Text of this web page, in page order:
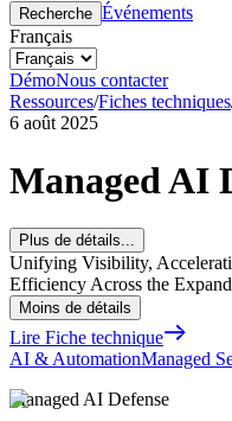
Recherche Événements
Français
DémoNous contacter
Ressources/Fiches techniques
6 août 2025
Managed AI
Plus de détails...
Unifying Visibility,
Efficiency Across the
Moins de détails
Lire Fiche technique
AI & AutomationManaged
Managed AI Defense